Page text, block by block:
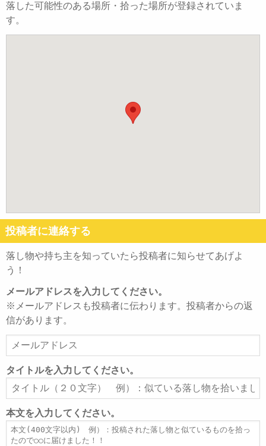
落した可能性のある場所・拾った場所が登録されていま
す。
投稿者に連絡する
落し物や持ち主を知っていたら投稿者に知らせてあげよ
う！
メールアドレスを入力してください。
※メールアドレスも投稿者に伝わります。投稿者からの返
信があります。
ー
ル
ア
ド
レ
ス
タイトルを入力してください。
タ
イ
ト
ル
本文を入力してください。
本
文